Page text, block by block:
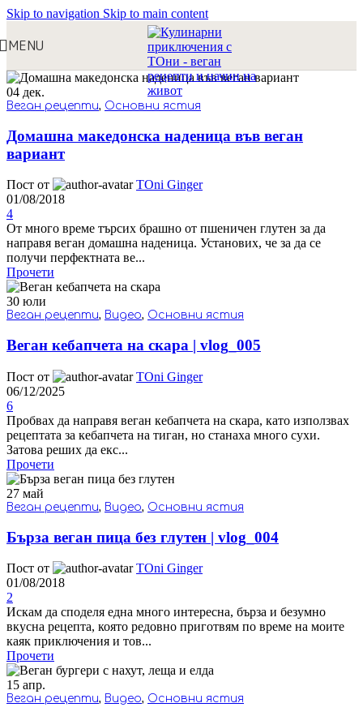
Skip to navigation Skip to main content
MENU
04 дек.
Веган рецепти, Основни ястия
Домашна македонска наденица във веган
вариант
Пост от
TOni Ginger
01/08/2018
4
От много време търсих брашно от пшеничен глутен за да
направя веган домашна наденица. Установих, че за да се
получи перфектната ве...
Прочети
30 юли
Веган рецепти, Видео, Основни ястия
Веган кебапчета на скара | vlog_005
Пост от
TOni Ginger
06/12/2025
6
Пробвах да направя веган кебапчета на скара, като използвах
рецептата за кебапчета на тиган, но станаха много сухи.
Затова реших да екс...
Прочети
27 май
Веган рецепти, Видео, Основни ястия
Бърза веган пица без глутен | vlog_004
Пост от
TOni Ginger
01/08/2018
2
Искам да споделя една много интересна, бърза и безумно
вкусна рецепта, която редовно приготвям по време на моите
каяк приключения и тов...
Прочети
15 апр.
Веган рецепти, Видео, Основни ястия